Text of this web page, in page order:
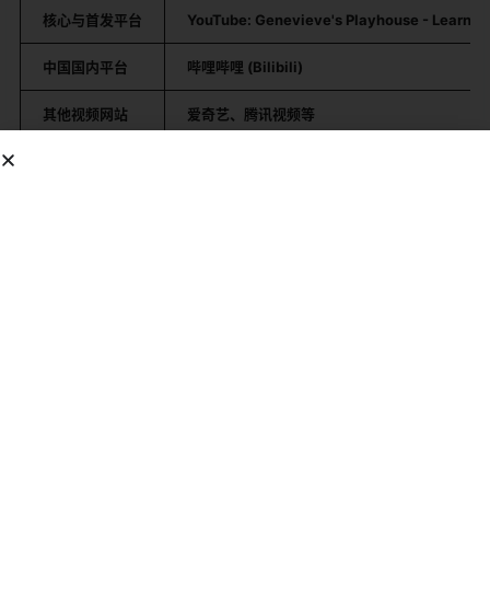
核心与首发平台 YouTube: Genevieve's Playhouse -
中国国内平台 哔哩哔哩 (Bilibili)
其他视频网站 爱奇艺、腾讯视频等